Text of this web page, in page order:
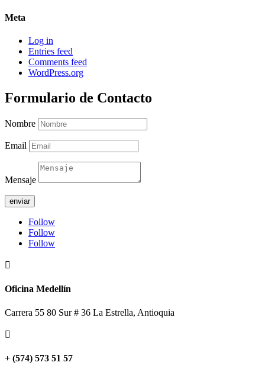
Meta
Log in
Entries feed
Comments feed
WordPress.org
Formulario de Contacto
Nombre
Email
Mensaje
enviar
Follow
Follow
Follow

Oficina Medellín
Carrera 55 80 Sur # 36 La Estrella, Antioquia

+ (574) 573 51 57